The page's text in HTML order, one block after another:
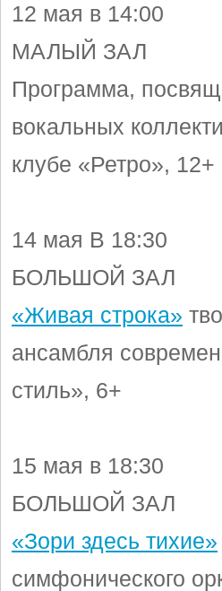
12 мая в 14:00
МАЛЫЙ ЗАЛ
Программа,
вокальных
клубе «Ретро», 12+
14 мая В 18:30
БОЛЬШОЙ ЗАЛ
«Живая строка»
ансамбля
стиль», 6+
15 мая в 18:30
БОЛЬШОЙ ЗАЛ
«Зори здесь тихие»
симфонического